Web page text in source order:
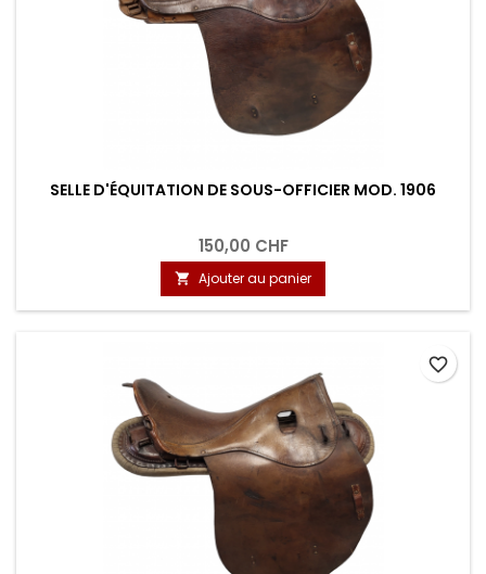
SELLE D'ÉQUITATION DE SOUS-OFFICIER MOD. 1906
150,00 CHF
 Ajouter au panier
favorite_border